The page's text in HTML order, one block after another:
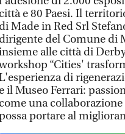
città e 80 Paesi. Il
di Made in Red Srl
dirigente del Comune di
alle città di
“Cities'
di
e il Museo Ferrari:
come una
portare al